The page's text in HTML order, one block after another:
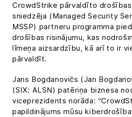
CrowdStrike pārvaldīto drošības
sniedzēja (Managed Security
MSSP) partneru programma
drošības risinājumu, kas
līmeņa aizsardzību, kā arī to ir
pārvaldīt.
Jans Bogdanovičs (Jan
(SIX: ALSN) patēriņa biznesa
viceprezidents norāda:
papildinājums mūsu